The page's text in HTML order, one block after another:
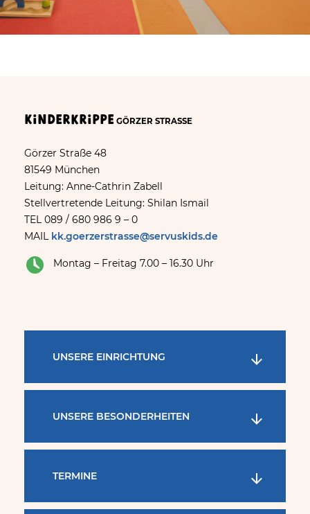
Kinderkrippe GÖRZER STRASSE
Görzer Straße 48
81549 München
Leitung: Anne-Cathrin Zabell
Stellvertretende Leitung: Shilan Ismail
TEL 089 / 680 986 9 – 0
MAIL kk.goerzerstrasse@servuskids.de
Montag – Freitag 7.00 – 16.30 Uhr
UNSERE EINRICHTUNG
UNSERE BESONDERHEITEN
TERMINE